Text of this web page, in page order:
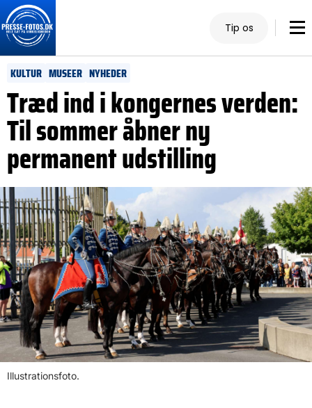
Tip os
KULTUR MUSEER NYHEDER
Træd ind i kongernes verden:
Til sommer åbner ny
permanent udstilling
Illustrationsfoto.